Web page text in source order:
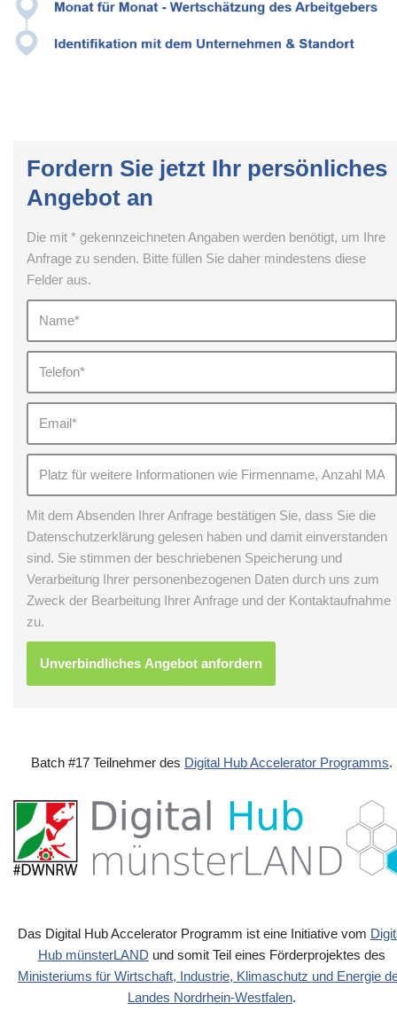
Fordern Sie jetzt Ihr persönliches
Angebot an
Die mit * gekennzeichneten Angaben werden benötigt, um Ihre
Anfrage zu senden. Bitte füllen Sie daher mindestens diese
Felder aus.
Mit dem Absenden Ihrer Anfrage bestätigen Sie, dass Sie die
Datenschutzerklärung gelesen haben und damit einverstanden
sind. Sie stimmen der beschriebenen Speicherung und
Verarbeitung Ihrer personenbezogenen Daten durch uns zum
Zweck der Bearbeitung Ihrer Anfrage und der Kontaktaufnahme
zu.
Batch #17 Teilnehmer des Digital Hub Accelerator Programms.
Das Digital Hub Accelerator Programm ist eine Initiative vom
Hub münsterLAND und somit Teil eines Förderprojektes des
Ministeriums für Wirtschaft, Industrie, Klimaschutz und Energie
Landes Nordrhein-Westfalen.